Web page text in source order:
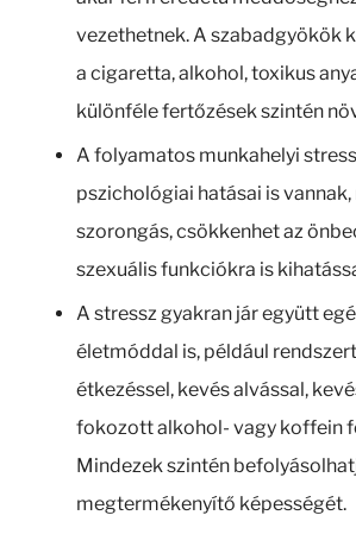
vezethetnek. A szabadgyökök
a cigaretta, alkohol, toxikus
különféle fertőzések szintén
A folyamatos munkahelyi
pszichológiai hatásai is vannak,
szorongás, csökkenhet az
szexuális funkciókra is
A stressz gyakran jár együtt
életmóddal is, például
étkezéssel, kevés alvással,
fokozott alkohol- vagy koffein
Mindezek szintén
megtermékenyítő képességét.